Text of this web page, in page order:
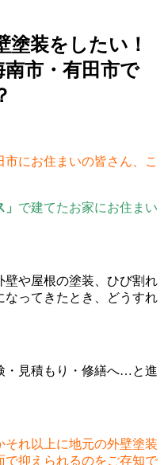
装をしたい！
市・有田市で
にお住まいの皆さん、こ
で建てたお家にお住まい
や屋根の塗装、ひび割れ
ってきたとき、どうすれ
・見積もり・修繕へ…と進
れ以上に地元の外壁塗装
抑えられるのをご存知で